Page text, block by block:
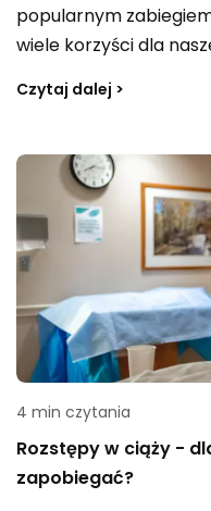
popularnym
wiele korzyści dla
wykonywania tej
Czytaj dalej >
4 min czytania
Rozstępy w ciąży -
zapobiegać?